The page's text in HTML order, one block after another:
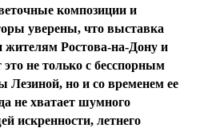
композиции и
уверены, что выставка
жителям Ростова-на-Дону и
не только с бесспорным
Лезиной, но и со временем ее
не хватает шумного
искренности, летнего